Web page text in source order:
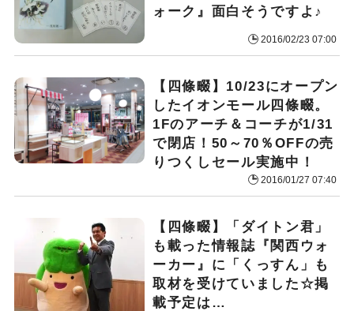
ォーク』面白そうですよ♪
2016/02/23 07:00
【四條畷】10/23にオープン
したイオンモール四條畷。
1Fのアーチ＆コーチが1/31
で閉店！50～70％OFFの売
りつくしセール実施中！
2016/01/27 07:40
【四條畷】「ダイトン君」
も載った情報誌『関西ウォ
ーカー』に「くっすん」も
取材を受けていました☆掲
載予定は…